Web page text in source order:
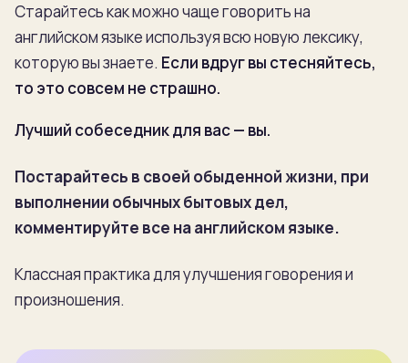
Старайтесь как можно чаще говорить на
английском языке используя всю новую лексику,
которую вы знаете. Если вдруг вы стесняйтесь,
то это совсем не страшно.
Лучший собеседник для вас — вы.
Постарайтесь в своей обыденной жизни, при
выполнении обычных бытовых дел,
комментируйте все на английском языке.
Классная практика для улучшения говорения и
произношения.